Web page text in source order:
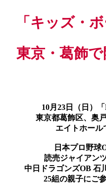
「キッズ・
東京・葛飾で
10月23日（日）
東京都葛飾区、奥
エイトホール
日本プロ野球
読売ジャイアン
中日ドラゴンズOB 石
25組の親子にご